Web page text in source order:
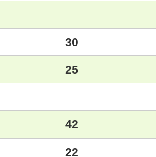
30
25
42
22